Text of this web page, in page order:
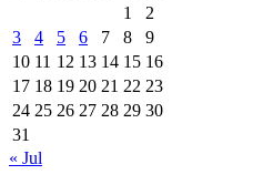
1
2
3
4 5 6 7 8
9
10 11 12 13 14 15 16
17 18 19 20 21 22 23
24 25 26 27 28 29 30
31
« Jul